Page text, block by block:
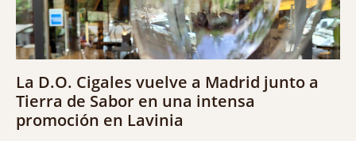
La D.O. Cigales vuelve a Madrid junto a
Tierra de Sabor en una intensa
promoción en Lavinia